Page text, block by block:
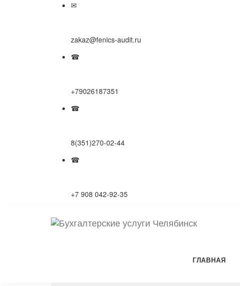
✉
zakaz@fenics-audit.ru
☎
+79026187351
☎
8(351)270-02-44
☎
+7 908 042-92-35
ГЛАВНАЯ